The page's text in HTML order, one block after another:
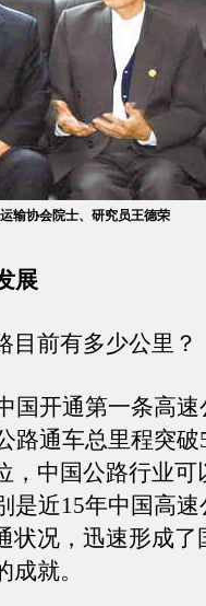
输协会院士、研究员王德荣
展
前有多少公里？
开通第一条高速
路通车总里程突
，中国公路行业可
是近15年中国高
状况，迅速形成了
就。